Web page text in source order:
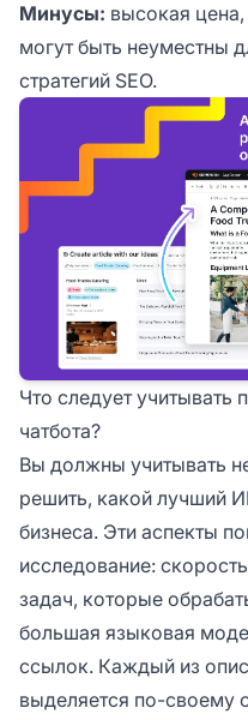
Минусы: высокая
могут быть неуместны
стратегий SEO.
Что следует
чатбота?
Вы должны учитывать
решить, какой лучший
бизнеса. Эти аспекты
исследование:
задач, которые
большая языковая
ссылок. Каждый из
выделяется по-своему